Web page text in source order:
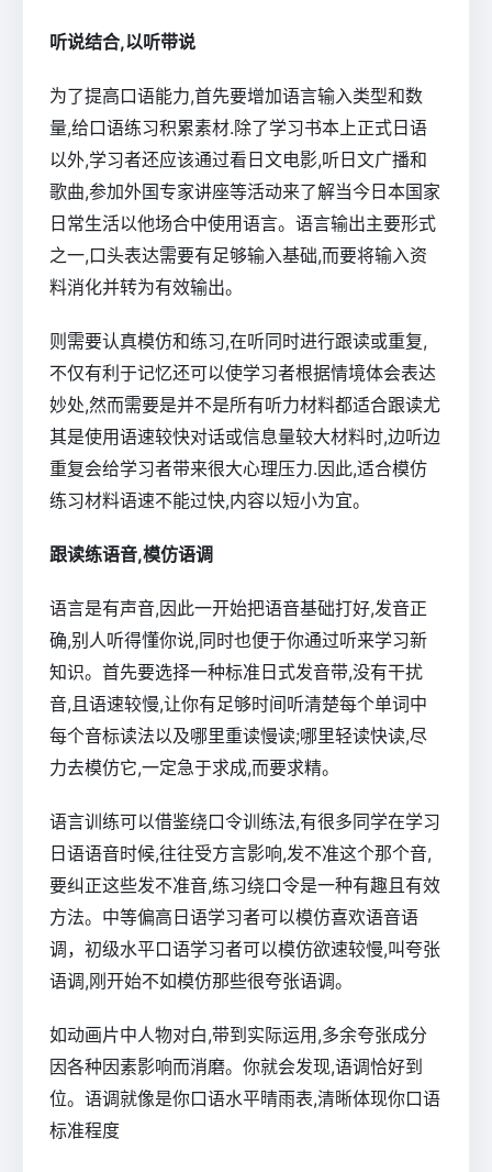
听说结合,以听带说
为了提高口语能力,首先要增加语言输入类型和数
量,给口语练习积累素材.除了学习书本上正式日语
以外,学习者还应该通过看日文电影,听日文广播和
歌曲,参加外国专家讲座等活动来了解当今日本国家
日常生活以他场合中使用语言。语言输出主要形式
之一,口头表达需要有足够输入基础,而要将输入资
料消化并转为有效输出。
则需要认真模仿和练习,在听同时进行跟读或重复,
不仅有利于记忆还可以使学习者根据情境体会表达
妙处,然而需要是并不是所有听力材料都适合跟读尤
其是使用语速较快对话或信息量较大材料时,边听边
重复会给学习者带来很大心理压力.因此,适合模仿
练习材料语速不能过快,内容以短小为宜。
跟读练语音,模仿语调
语言是有声音,因此一开始把语音基础打好,发音正
确,别人听得懂你说,同时也便于你通过听来学习新
知识。首先要选择一种标准日式发音带,没有干扰
音,且语速较慢,让你有足够时间听清楚每个单词中
每个音标读法以及哪里重读慢读;哪里轻读快读,尽
力去模仿它,一定急于求成,而要求精。
语言训练可以借鉴绕口令训练法,有很多同学在学习
日语语音时候,往往受方言影响,发不准这个那个音,
要纠正这些发不准音,练习绕口令是一种有趣且有效
方法。中等偏高日语学习者可以模仿喜欢语音语
调，初级水平口语学习者可以模仿欲速较慢,叫夸张
语调,刚开始不如模仿那些很夸张语调。
如动画片中人物对白,带到实际运用,多余夸张成分
因各种因素影响而消磨。你就会发现,语调恰好到
位。语调就像是你口语水平晴雨表,清晰体现你口语
标准程度